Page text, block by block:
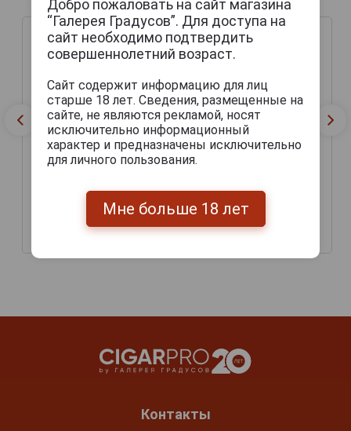
Tmavy Lezak Пиво
Пострижинске Лежак
Тмаве 0.5л
Svetle Пиво
Пострижинске Вичепни
Светли 0.5л
Контакты
Добро пожаловать на сайт магазина
“Галерея Градусов”. Для доступа на
сайт необходимо подтвердить
совершеннолетний возраст.
Сайт содержит информацию для лиц
старше 18 лет. Сведения, размещенные на
сайте, не являются рекламой, носят
исключительно информационный
характер и предназначены исключительно
для личного пользования.
Мне больше 18 лет